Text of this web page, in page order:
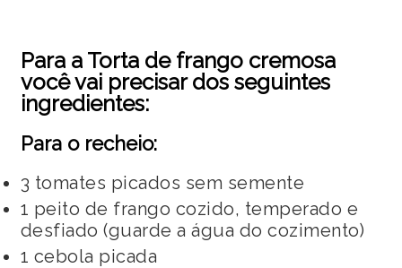
Para a Torta de frango cremosa
você vai precisar dos seguintes
ingredientes:
Para o recheio:
3 tomates picados sem semente
1 peito de frango cozido, temperado e
desfiado (guarde a água do cozimento)
1 cebola picada